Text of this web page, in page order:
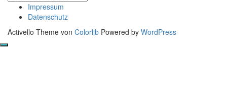
Impressum
Datenschutz
Activello Theme von Colorlib Powered by WordPress